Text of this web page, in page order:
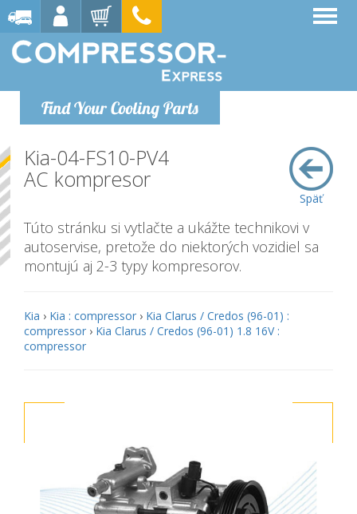
Find Your Cooling Parts
Späť
Kia-04-FS10-PV4
AC kompresor
Túto stránku si vytlačte a ukážte technikovi v
autoservise, pretože do niektorých vozidiel sa
montujú aj 2-3 typy kompresorov.
Kia › Kia : compressor › Kia Clarus / Credos (96-01) :
compressor › Kia Clarus / Credos (96-01) 1.8 16V :
compressor